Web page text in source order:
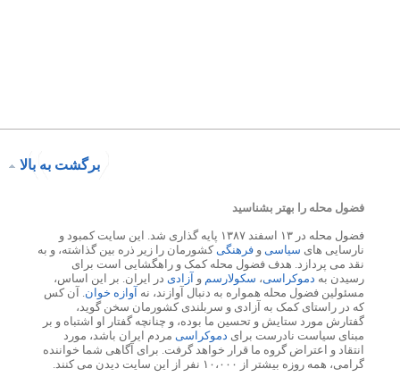
برگشت به بالا
فضول محله را بهتر بشناسید
فضول محله در ۱۳ اسفند ۱۳۸۷ پایه گذاری شد. این سایت کمبود و
نارسایی های سیاسی و فرهنگیکشورمان را زیر ذره بین گذاشته، و به
نقد می پردازد. هدف فضول محله کمک و راهگشایی است برای
رسیدن به دموکراسی، سکولارسم و آزادی در ایران. بر این اساس،
مسئولین فضول محله همواره به دنبال آوازند، نه آوازه خوان. آن کس
که در راستای کمک به آزادی و سربلندی کشورمان سخن گوید،
گفتارش مورد ستایش و تحسین ما بوده، و چنانچه گفتار او اشتباه و بر
مبنای سیاست نادرست برای دموکراسی مردم ایران باشد، مورد
انتقاد و اعتراض گروه ما قرار خواهد گرفت. برای آگاهی شما خواننده
گرامی، همه روزه بیشتر از ۱۰،۰۰۰ نفر از این سایت دیدن می کنند.